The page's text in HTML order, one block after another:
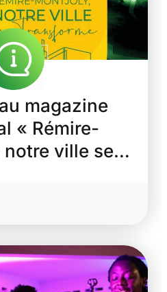
magazine
« Rémire-
ville se